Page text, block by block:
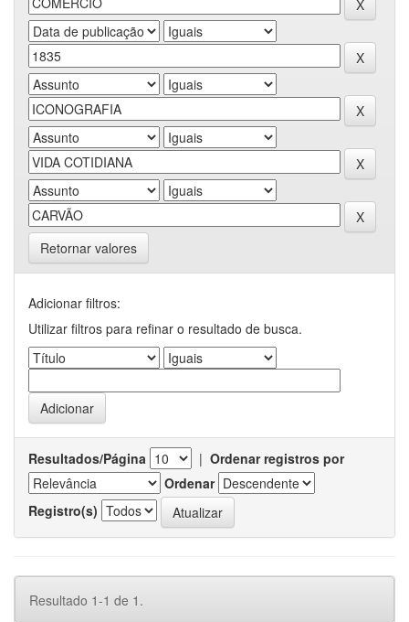
Retornar valores
Adicionar filtros:
Utilizar filtros para refinar o resultado de busca.
Resultados/Página | Ordenar registros por
Ordenar
Registro(s)
Resultado 1-1 de 1.